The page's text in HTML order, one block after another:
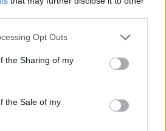
app uses one or more Google
usage behaviour. You may click to
Google and its third-party tags to
specified purposes in below Google
Opt Outs
the Sharing of my
the Sale of my
έχοντας αυτή τη θέα»